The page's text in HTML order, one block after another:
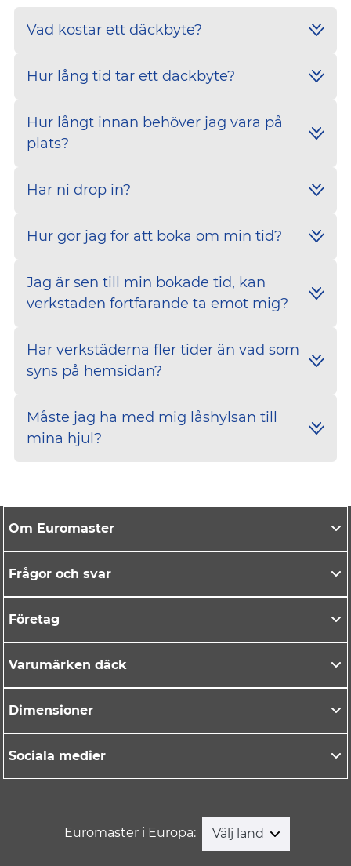
Vad kostar ett däckbyte?
Hur lång tid tar ett däckbyte?
Hur långt innan behöver jag vara på
plats?
Har ni drop in?
Hur gör jag för att boka om min tid?
Jag är sen till min bokade tid, kan
verkstaden fortfarande ta emot mig?
Har verkstäderna fler tider än vad som
syns på hemsidan?
Måste jag ha med mig låshylsan till
mina hjul?
Om Euromaster
Frågor och svar
Företag
Varumärken däck
Dimensioner
Sociala medier
Euromaster i Europa: Välj land